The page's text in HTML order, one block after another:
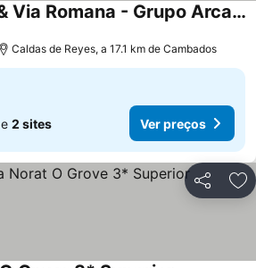
Pensión Atenea & Via Romana - Grupo Arcanos
Caldas de Reyes, a 17.1 km de Cambados
2 sites Ver preços
Partilhar